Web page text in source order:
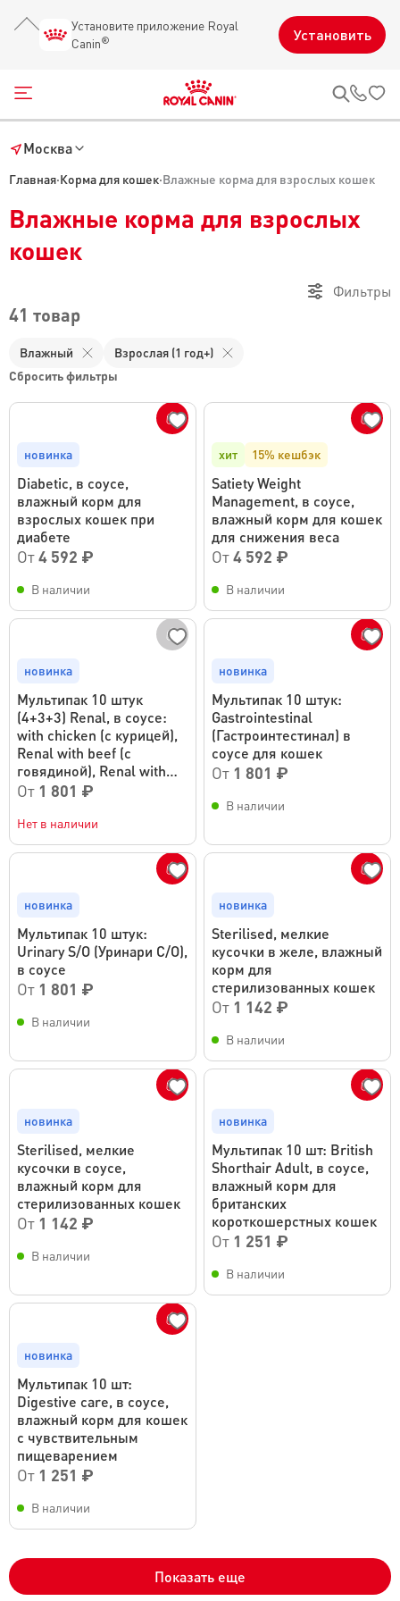
Установите приложение Royal
Canin® Установить
Открыть меню
Главная·Корма для кошек·Влажные корма для взрослых кошек
Москва
Влажные корма для взрослых
кошек
Фильтры
41 товар
Влажный
Взрослая (1 год+)
Сбросить фильтры
новинка
Diabetic, в соусе,
влажный корм для
взрослых кошек при
диабете
От4 592 ₽
В наличии
хит 15% кешбэк
Satiety Weight
Management, в соусе,
влажный корм для кошек
для снижения веса
От4 592 ₽
В наличии
новинка
Мультипак 10 штук
(4+3+3) Renal, в соусе:
with chicken (с курицей),
Renal with beef (с
говядиной), Renal with
fish (с рыбой)
От 1 801 ₽
Нет в наличии
новинка
Мультипак 10 штук:
Gastrointestinal
(Гастроинтестинал) в
соусе для кошек
От 1 801 ₽
В наличии
новинка
Мультипак 10 штук:
Urinary S/O (Уринари С/О),
в соусе
От 1 801 ₽
В наличии
новинка
Sterilised, мелкие
кусочки в желе, влажный
корм для
стерилизованных кошек
От 1 142 ₽
В наличии
новинка
Sterilised, мелкие
кусочки в соусе,
влажный корм для
стерилизованных кошек
От 1 142 ₽
В наличии
новинка
Мультипак 10 шт: British
Shorthair Adult, в соусе,
влажный корм для
британских
короткошерстных кошек
От 1 251 ₽
В наличии
новинка
Мультипак 10 шт:
Digestive care, в соусе,
влажный корм для кошек
с чувствительным
пищеварением
От 1 251 ₽
В наличии
Показать еще